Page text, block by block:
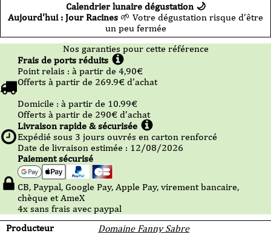
Calendrier lunaire dégustation 🌙
Aujourd'hui : Jour Racines 🌱 Votre dégustation risque d’être
un peu fermée
Producteur
Domaine Fanny Sabre
Nos garanties pour cette référence
Frais de ports réduits
Point relais : à partir de 4,90€
Offerts à partir de 269.9€ d’achat
Domicile : à partir de 10.99€
Offerts à partir de 290€ d’achat
Livraison rapide & sécurisée
Expédié sous 3 jours ouvrés en carton renforcé
Date de livraison estimée : 12/08/2026
Paiement sécurisé
CB, Paypal, Google Pay, Apple Pay, virement bancaire,
chèque et AmeX
4x sans frais avec paypal